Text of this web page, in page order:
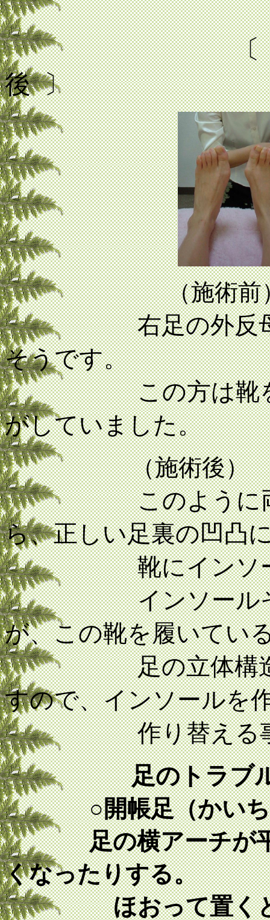
後 〕
（施術前
右足の外反母趾が
そうです。
この方は靴を履
がしていました。
（施術後）
このように両足
ら、正しい足裏の凹凸
靴にインソール
インソールその
が、この靴を履いてい
足の立体構造が
すので、インソールを
作り替える事が
足のトラブ
○開帳足（かい
足の横アーチが
くなったりする。
ほおって置くと魚